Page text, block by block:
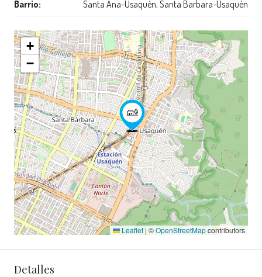
Barrio: Santa Ana-Usaquén, Santa Barbara-Usaquén
+
−
Leaflet | ©OpenStreetMapcontributors
Detalles